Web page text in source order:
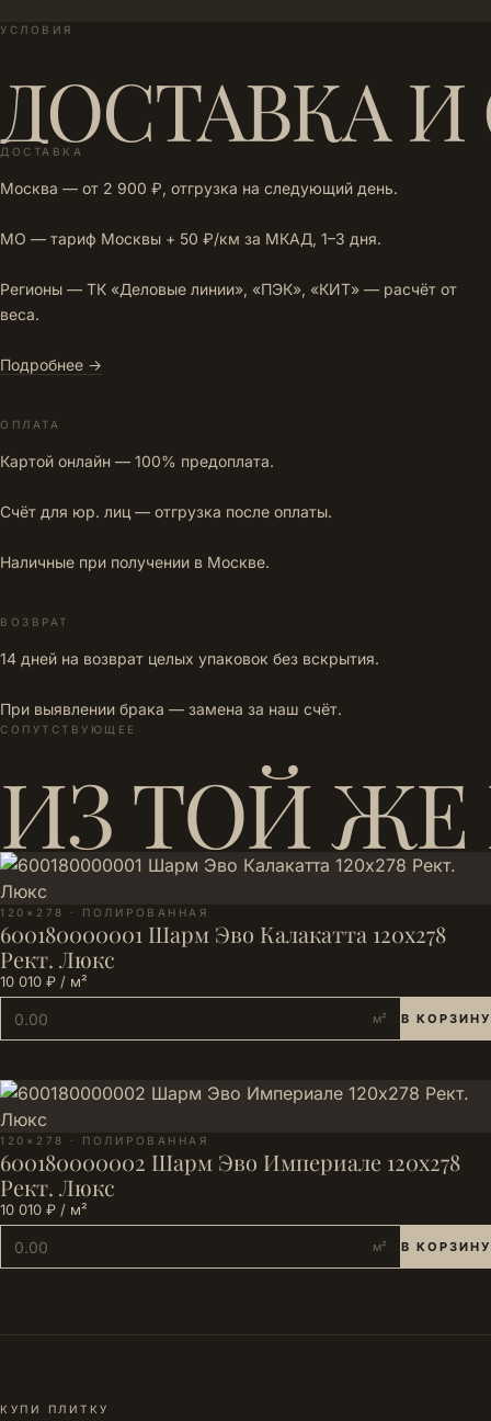
УСЛОВИЯ
ДОСТАВКА
ДОСТАВКА
Москва — от 2 900 ₽, отгрузка на следующий день.
МО — тариф Москвы + 50 ₽/км за МКАД, 1–3 дня.
Регионы — ТК «Деловые линии», «ПЭК», «КИТ» — расчёт от
веса.
Подробнее →
ОПЛАТА
Картой онлайн — 100% предоплата.
Счёт для юр. лиц — отгрузка после оплаты.
Наличные при получении в Москве.
ВОЗВРАТ
14 дней на возврат целых упаковок без вскрытия.
При выявлении брака — замена за наш счёт.
СОПУТСТВУЮЩЕЕ
ИЗ ТОЙ ЖЕ
120×278 · ПОЛИРОВАННАЯ
600180000001 Шарм Эво Калакатта 120х278
Рект. Люкс
10 010 ₽ / м²
м² В КОРЗИНУ
120×278 · ПОЛИРОВАННАЯ
600180000002 Шарм Эво Империале 120х278
Рект. Люкс
10 010 ₽ / м²
м² В КОРЗИНУ
КУПИ ПЛИТКУ